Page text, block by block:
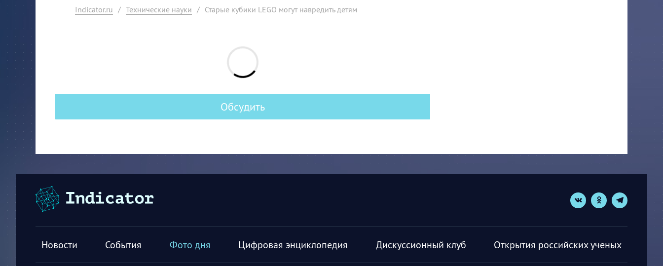
Indicator.ru / Технические науки / Старые кубики LEGO могут навредить детям
Обсудить
Новости События Фото дня Цифровая энциклопедия Дискуссионный клуб Открытия российских ученых